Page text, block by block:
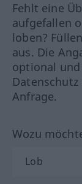
Fehlt eine
aufgefallen
loben?
aus. Die
optional
Anfrage.
Wozu